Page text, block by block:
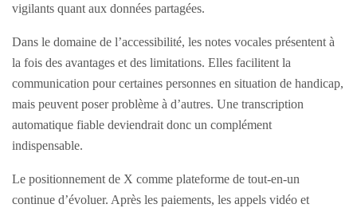
vigilants quant aux données partagées.
Dans le domaine de l’accessibilité, les notes vocales présentent à
la fois des avantages et des limitations. Elles facilitent la
communication pour certaines personnes en situation de handicap,
mais peuvent poser problème à d’autres. Une transcription
automatique fiable deviendrait donc un complément
indispensable.
Le positionnement de X comme plateforme de tout-en-un
continue d’évoluer. Après les paiements, les appels vidéo et